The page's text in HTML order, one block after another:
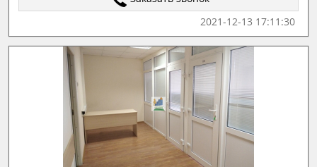
2021-12-13 17:11:30